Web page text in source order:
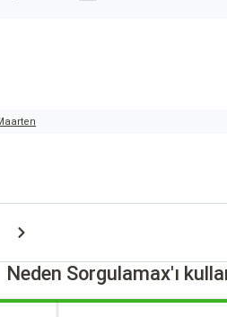
Neden Sorgulamax'ı